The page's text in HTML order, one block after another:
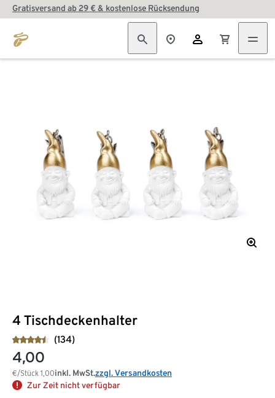
Gratisversand ab 29 € & kostenlose Rücksendung
4 Tischdeckenhalter
(134)
4,00
€/Stück 1,00inkl. MwSt.zzgl. Versandkosten
Zur Zeit nicht verfügbar